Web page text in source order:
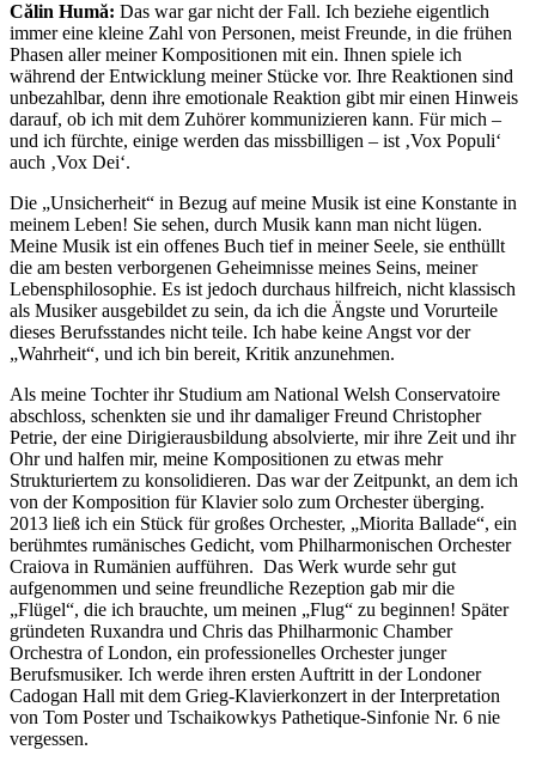
Călin Humă: Das war gar nicht der Fall. Ich beziehe eigentlich
immer eine kleine Zahl von Personen, meist Freunde, in die frühen
Phasen aller meiner Kompositionen mit ein. Ihnen spiele ich
während der Entwicklung meiner Stücke vor. Ihre Reaktionen sind
unbezahlbar, denn ihre emotionale Reaktion gibt mir einen Hinweis
darauf, ob ich mit dem Zuhörer kommunizieren kann. Für mich –
und ich fürchte, einige werden das missbilligen – ist ‚Vox Populi‘
auch ‚Vox Dei‘.
Die „Unsicherheit“ in Bezug auf meine Musik ist eine Konstante in
meinem Leben! Sie sehen, durch Musik kann man nicht lügen.
Meine Musik ist ein offenes Buch tief in meiner Seele, sie enthüllt
die am besten verborgenen Geheimnisse meines Seins, meiner
Lebensphilosophie. Es ist jedoch durchaus hilfreich, nicht klassisch
als Musiker ausgebildet zu sein, da ich die Ängste und Vorurteile
dieses Berufsstandes nicht teile. Ich habe keine Angst vor der
„Wahrheit“, und ich bin bereit, Kritik anzunehmen.
Als meine Tochter ihr Studium am National Welsh Conservatoire
abschloss, schenkten sie und ihr damaliger Freund Christopher
Petrie, der eine Dirigierausbildung absolvierte, mir ihre Zeit und ihr
Ohr und halfen mir, meine Kompositionen zu etwas mehr
Strukturiertem zu konsolidieren. Das war der Zeitpunkt, an dem ich
von der Komposition für Klavier solo zum Orchester überging.
2013 ließ ich ein Stück für großes Orchester, „Miorita Ballade“, ein
berühmtes rumänisches Gedicht, vom Philharmonischen Orchester
Craiova in Rumänien aufführen. Das Werk wurde sehr gut
aufgenommen und seine freundliche Rezeption gab mir die
„Flügel“, die ich brauchte, um meinen „Flug“ zu beginnen! Später
gründeten Ruxandra und Chris das Philharmonic Chamber
Orchestra of London, ein professionelles Orchester junger
Berufsmusiker. Ich werde ihren ersten Auftritt in der Londoner
Cadogan Hall mit dem Grieg-Klavierkonzert in der Interpretation
von Tom Poster und Tschaikowkys Pathetique-Sinfonie Nr. 6 nie
vergessen.